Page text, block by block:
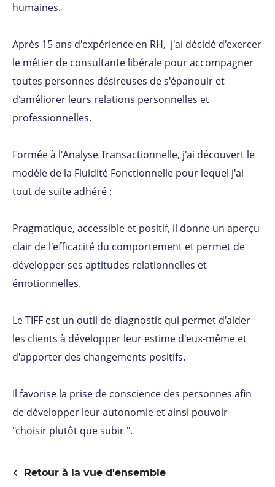
humaines.
Après 15 ans d'expérience en RH, j'ai décidé d'exercer
le métier de consultante libérale pour accompagner
toutes personnes désireuses de s'épanouir et
d'améliorer leurs relations personnelles et
professionnelles.
Formée à l'Analyse Transactionnelle, j'ai découvert le
modèle de la Fluidité Fonctionnelle pour lequel j'ai
tout de suite adhéré :
Pragmatique, accessible et positif, il donne un aperçu
clair de l'efficacité du comportement et permet de
développer ses aptitudes relationnelles et
émotionnelles.
Le TIFF est un outil de diagnostic qui permet d'aider
les clients à développer leur estime d'eux-même et
d'apporter des changements positifs.
Il favorise la prise de conscience des personnes afin
de développer leur autonomie et ainsi pouvoir
"choisir plutôt que subir ".
Retour à la vue d'ensemble